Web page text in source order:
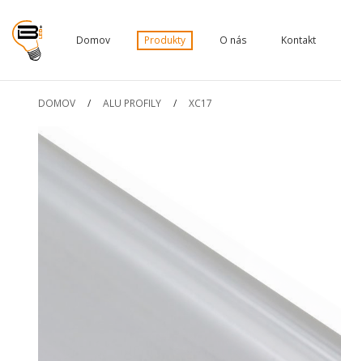
Domov Produkty O nás Kontakt
DOMOV / ALU PROFILY / XC17